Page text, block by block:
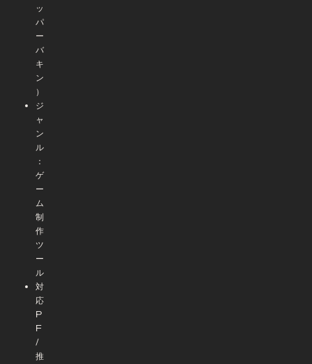
ッ
パ
ー
バ
キ
ン
）
ジ
ャ
ン
ル
：
ゲ
ー
ム
制
作
ツ
ー
ル
対
応
P
F
/
推